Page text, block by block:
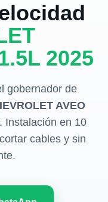
2025
gobernador de
AVEO
Instalación en 10
cables y sin